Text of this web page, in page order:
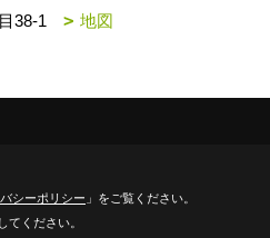
38-1
地図
シーポリシー 」をご覧ください。
てください。